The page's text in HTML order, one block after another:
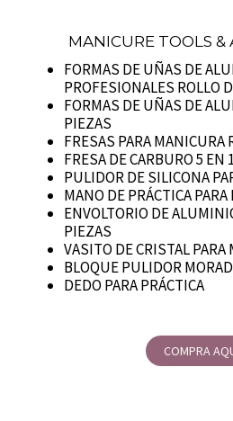
MANICURE TOOLS &
FORMAS DE UÑAS DE
PROFESIONALES ROLLO
FORMAS DE UÑAS DE
PIEZAS
FRESAS PARA MANICURA
FRESA DE CARBURO 5 EN 1
PULIDOR DE SILICONA
MANO DE PRÁCTICA
ENVOLTORIO DE
PIEZAS
VASITO DE CRISTAL PARA
BLOQUE PULIDOR
DEDO PARA PRÁCTICA
COMPRA